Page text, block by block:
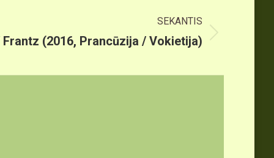
SEKANTIS
(2016, Prancūzija / Vokietija)